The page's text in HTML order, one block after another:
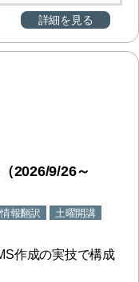
詳細を見る
2026/9/26～
報翻訳
土曜開講
作成の実技で構成